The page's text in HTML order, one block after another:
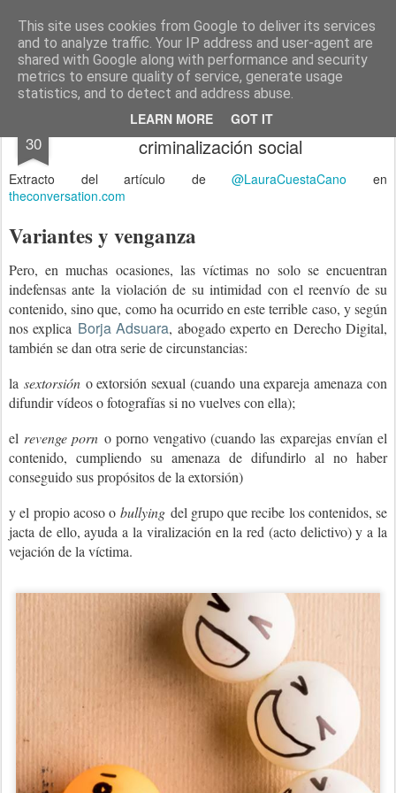
This site uses cookies from Google to deliver its services
and to analyze traffic. Your IP address and user-agent are
shared with Google along with performance and security
metrics to ensure quality of service, generate usage
statistics, and to detect and address abuse.
LEARN MORE GOT IT
menos tecnología y más pedagogía conceptos y reflexiones sobre la sociedad de la información
Pages
30
Sexting: del erotismo íntimo a la
criminalización social
Extracto del artículo de@LauraCuestaCano en
theconversation.com
Variantes y venganza
Pero, en muchas ocasiones, las víctimas no solo se encuentran
indefensas ante la violación de su intimidad con el reenvío de su
contenido, sino que, como ha ocurrido en este terrible caso, y según
nos explica Borja Adsuara, abogado experto en Derecho Digital,
también se dan otra serie de circunstancias:
la sextorsióno extorsión sexual (cuando una expareja amenaza con
difundir vídeos o fotografías si no vuelves con ella);
el revenge porn o porno vengativo (cuando las exparejas envían el
contenido, cumpliendo su amenaza de difundirlo al no haber
conseguido sus propósitos de la extorsión)
y el propio acoso obullying del grupo que recibe los contenidos, se
jacta de ello, ayuda a la viralización en la red (acto delictivo) y a la
vejación de la víctima.